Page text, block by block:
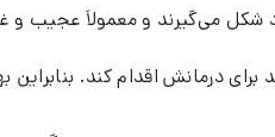
شکل می‌گیرند و معمولاَ عجیب و
درمانش اقدام کند.